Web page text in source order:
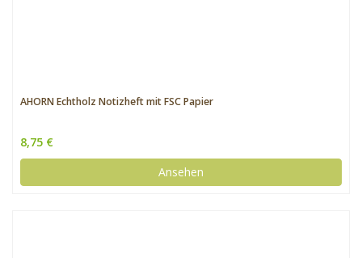
AHORN Echtholz Notizheft mit FSC Papier
8,75 €
Ansehen